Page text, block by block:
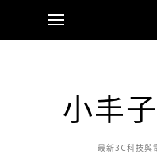
小丰
最新3C科技與